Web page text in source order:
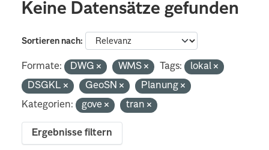
Keine Datensätze gefunden
Sortieren nach
Formate: DWG WMS Tags:
lokal
DSGKL
GeoSN
Planung
Kategorien:
gove tran
Ergebnisse filtern